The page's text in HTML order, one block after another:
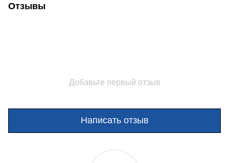
Отзывы
Добавьте первый отзыв
Написать отзыв